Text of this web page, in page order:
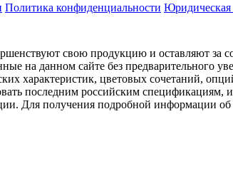
Политика конфиденциальности
свою продукцию и оставляют за
на данном сайте без предварительного
характеристик, цветовых сочетаний,
последним российским
Для получения подробной информации